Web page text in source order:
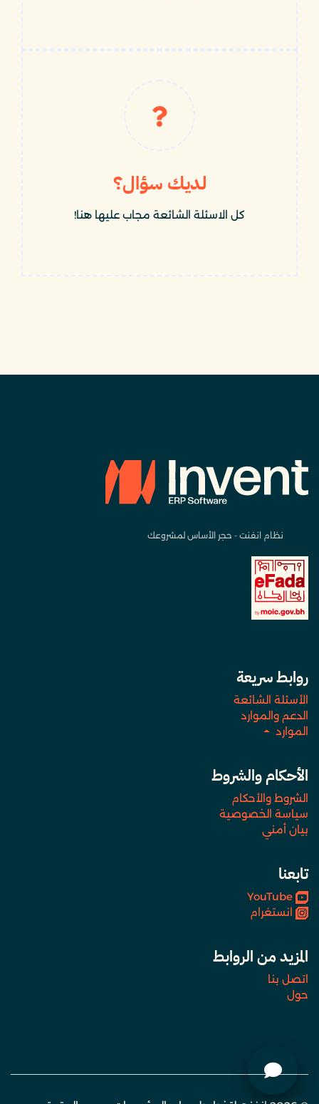
لديك سؤال؟
كل الاسئلة الشائعة مجاب عليها هنا!
نظام انفنت - حجر الأساس لمشروعك
روابط سريعة
الأسئلة الشائعة
الدعم والموارد
الموارد
الأحكام والشروط
الشروط والأحكام
سياسة الخصوصية
بيان أمني
تابعنا
YouTube
انستغرام
المزيد من الروابط
اتصل بنا
حول